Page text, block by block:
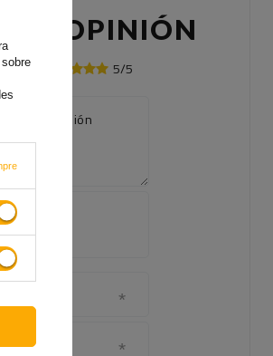
TU OPINIÓN
5/5
de su opinión